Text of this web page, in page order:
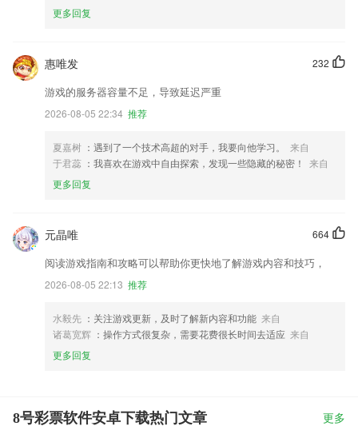
更多回复
232
惠唯发
游戏的服务器容量不足，导致延迟严重
2026-08-05 22:34 推荐
夏嘉树 ：遇到了一个技术高超的对手，我要向他学习。
来自
于君蕊 ：我喜欢在游戏中自由探索，发现一些隐藏的秘密！
来自
更多回复
664
元晶唯
阅读游戏指南和攻略可以帮助你更快地了解游戏内容和技巧，
2026-08-05 22:13 推荐
水毅先 ：关注游戏更新，及时了解新内容和功能 来自
诸葛宽辉 ：操作方式很复杂，需要花费很长时间去适应 来自
更多回复
8号彩票软件安卓下载热门文章 更多